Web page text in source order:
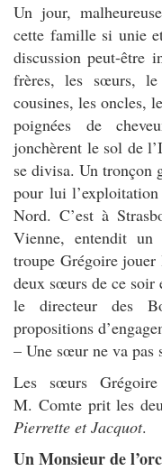
Un jour,
cette famille si unie
discussion peut-être
frères, les sœurs,
cousines, les oncles,
poignées de
jonchèrent le sol de
se divisa. Un tronçon
pour lui
Nord. C’est à
Vienne, entendit
troupe Grégoire jouer
deux sœurs de ce soir
le directeur des
propositions
– Une sœur ne va pas
Les sœurs
M. Comte prit les
Pierrette et Jacquot.
Un Monsieur de